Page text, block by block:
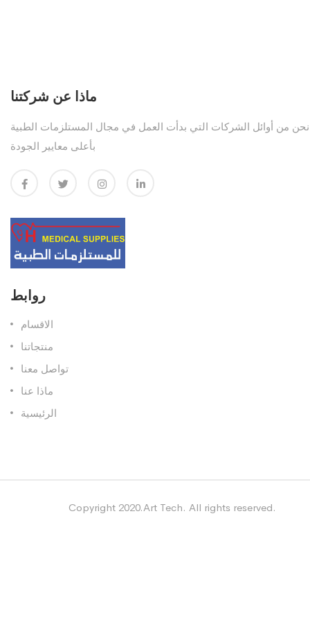
ماذا عن شركتنا
نحن من أوائل الشركات التي بدأت العمل في مجال المستلزمات الطبية
بأعلى معايير الجودة
روابط
الاقسام
منتجاتنا
تواصل معنا
ماذا عنا
الرئيسية
Copyright 2020.Art Tech. All rights reserved.